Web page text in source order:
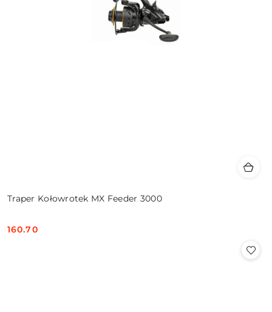
Traper Kołowrotek MX Feeder 3000
Cena:
160.70